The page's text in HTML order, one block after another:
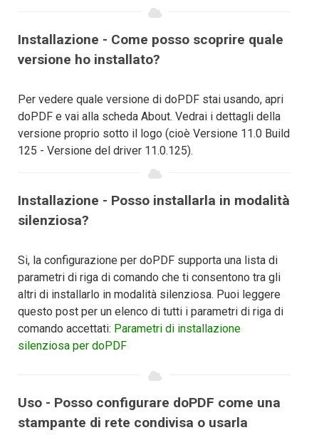
Installazione - Come posso scoprire quale
versione ho installato?
Per vedere quale versione di doPDF stai usando, apri
doPDF e vai alla scheda About. Vedrai i dettagli della
versione proprio sotto il logo (cioè Versione 11.0 Build
125 - Versione del driver 11.0.125).
Installazione - Posso installarla in modalità
silenziosa?
Si, la configurazione per doPDF supporta una lista di
parametri di riga di comando che ti consentono tra gli
altri di installarlo in modalità silenziosa. Puoi leggere
questo post per un elenco di tutti i parametri di riga di
comando accettati: Parametri di installazione
silenziosa per doPDF
Uso - Posso configurare doPDF come una
stampante di rete condivisa o usarla